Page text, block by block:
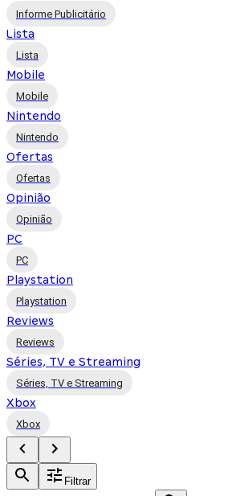
Informe Publicitário
Lista
Lista
Mobile
Mobile
Nintendo
Nintendo
Ofertas
Ofertas
Opinião
Opinião
PC
PC
Playstation
Playstation
Reviews
Reviews
Séries, TV e Streaming
Séries, TV e Streaming
Xbox
Xbox
Filtrar